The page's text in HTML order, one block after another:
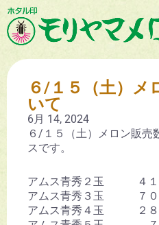
６/１５（土）メ
いて
6月 14, 2024
６/１５（土）メロン販
スです。
アムス青秀２玉 ４１
アムス青秀３玉 ７０
アムス青秀４玉 ２８